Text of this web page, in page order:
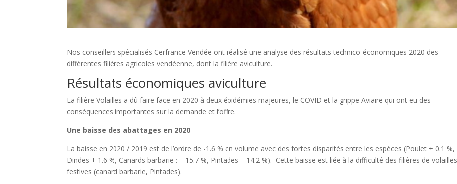
Nos conseillers spécialisés Cerfrance Vendée ont réalisé une analyse des résultats technico-économiques 2020 des
différentes filières agricoles vendéenne, dont la filière aviculture.
Résultats économiques aviculture
La filière Volailles a dû faire face en 2020 à deux épidémies majeures, le COVID et la grippe Aviaire qui ont eu des
conséquences importantes sur la demande et l’offre.
Une baisse des abattages en 2020
La baisse en 2020 / 2019 est de l’ordre de -1.6 % en volume avec des fortes disparités entre les espèces (Poulet + 0.1 %,
Dindes + 1.6 %, Canards barbarie : – 15.7 %, Pintades – 14.2 %). Cette baisse est liée à la difficulté des filières de volailles
festives (canard barbarie, Pintades).